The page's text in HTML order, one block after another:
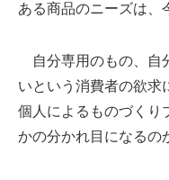
ある商品のニーズは、
自分専用のもの、自
いという消費者の欲求
個人によるものづくり
かの分かれ目になるの